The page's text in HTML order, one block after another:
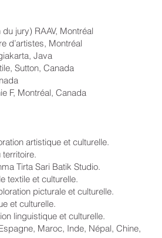
RAAV, Montréal
Montréal
Java
Sutton, Canada
Montréal, Canada
artistique et culturelle.
Tirta Sari Batik Studio.
et culturelle.
picturale et culturelle.
culturelle.
et culturelle.
Espagne, Maroc, Inde, Népal, Chine,